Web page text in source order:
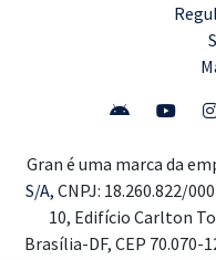
Gran é uma marca da
S/A, CNPJ: 18.260.822/
10, Edifício Carlton
Brasília-DF, CEP 70.070-